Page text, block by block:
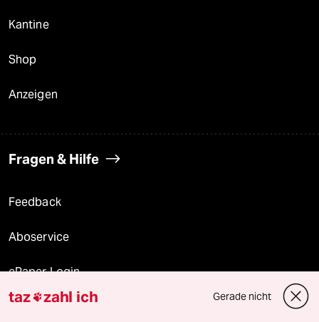
Kantine
Shop
Anzeigen
Fragen & Hilfe
Feedback
Aboservice
ePaper Login
Downloads für Abonnierende
taz zahl ich Gerade nicht